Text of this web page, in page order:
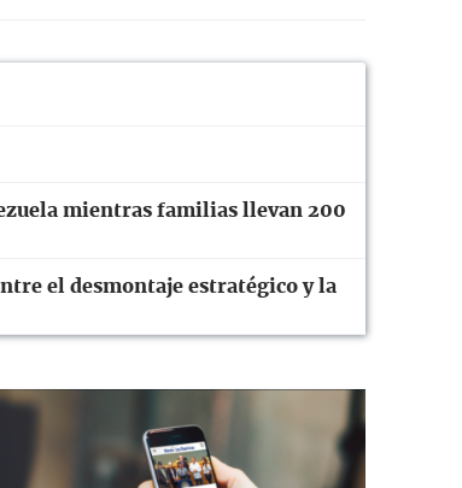
mientras familias llevan 200
el desmontaje estratégico y la